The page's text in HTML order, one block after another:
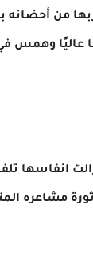
من
عاليًا وهمس
انفاسها
مشاعره